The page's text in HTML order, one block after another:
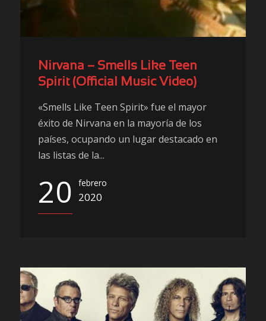
Nirvana – Smells Like Teen
Spirit (Official Music Video)
«Smells Like Teen Spirit» fue el mayor
éxito de Nirvana en la mayoría de los
países, ocupando un lugar destacado en
las listas de la...
20 febrero
2020